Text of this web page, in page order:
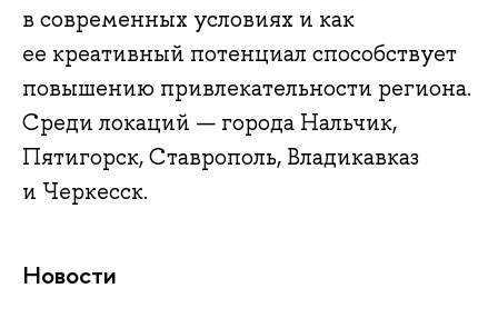
в современных условиях и как
ее креативный потенциал способствует
повышению привлекательности региона.
Среди локаций — города Нальчик,
Пятигорск, Ставрополь, Владикавказ
и Черкесск.
Новости